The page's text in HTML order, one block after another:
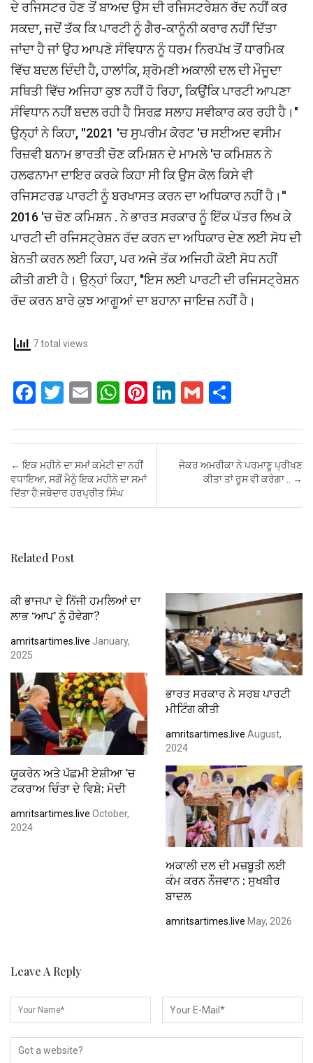
ਦੇ ਰਜਿਸਟਰ ਹੋਣ ਤੋਂ ਬਾਅਦ ਉਸ ਦੀ ਰਜਿਸਟਰੇਸ਼ਨ ਰੱਦ ਨਹੀਂ ਕਰ
ਸਕਦਾ, ਜਦੋਂ ਤੱਕ ਕਿ ਪਾਰਟੀ ਨੂੰ ਗੈਰ-ਕਾਨੂੰਨੀ ਕਰਾਰ ਨਹੀਂ ਦਿੱਤਾ
ਜਾਂਦਾ ਹੈ ਜਾਂ ਉਹ ਆਪਣੇ ਸੰਵਿਧਾਨ ਨੂੰ ਧਰਮ ਨਿਰਪੱਖ ਤੋਂ ਧਾਰਮਿਕ
ਵਿੱਚ ਬਦਲ ਦਿੰਦੀ ਹੈ, ਹਾਲਾਂਕਿ, ਸ਼੍ਰੋਮਣੀ ਅਕਾਲੀ ਦਲ ਦੀ ਮੌਜੂਦਾ
ਸਥਿਤੀ ਵਿੱਚ ਅਜਿਹਾ ਕੁਝ ਨਹੀਂ ਹੋ ਰਿਹਾ, ਕਿਉਂਕਿ ਪਾਰਟੀ ਆਪਣਾ
ਸੰਵਿਧਾਨ ਨਹੀਂ ਬਦਲ ਰਹੀ ਹੈ ਸਿਰਫ਼ ਸਲਾਹ ਸਵੀਕਾਰ ਕਰ ਰਹੀ ਹੈ।"
ਉਨ੍ਹਾਂ ਨੇ ਕਿਹਾ, ''2021 'ਚ ਸੁਪਰੀਮ ਕੋਰਟ 'ਚ ਸਈਅਦ ਵਸੀਮ
ਰਿਜ਼ਵੀ ਬਨਾਮ ਭਾਰਤੀ ਚੋਣ ਕਮਿਸ਼ਨ ਦੇ ਮਾਮਲੇ 'ਚ ਕਮਿਸ਼ਨ ਨੇ
ਹਲਫਨਾਮਾ ਦਾਇਰ ਕਰਕੇ ਕਿਹਾ ਸੀ ਕਿ ਉਸ ਕੋਲ ਕਿਸੇ ਵੀ
ਰਜਿਸਟਰਡ ਪਾਰਟੀ ਨੂੰ ਬਰਖਾਸਤ ਕਰਨ ਦਾ ਅਧਿਕਾਰ ਨਹੀਂ ਹੈ।''
2016 'ਚ ਚੋਣ ਕਮਿਸ਼ਨ . ਨੇ ਭਾਰਤ ਸਰਕਾਰ ਨੂੰ ਇੱਕ ਪੱਤਰ ਲਿਖ ਕੇ
ਪਾਰਟੀ ਦੀ ਰਜਿਸਟ੍ਰੇਸ਼ਨ ਰੱਦ ਕਰਨ ਦਾ ਅਧਿਕਾਰ ਦੇਣ ਲਈ ਸੋਧ ਦੀ
ਬੇਨਤੀ ਕਰਨ ਲਈ ਕਿਹਾ, ਪਰ ਅਜੇ ਤੱਕ ਅਜਿਹੀ ਕੋਈ ਸੋਧ ਨਹੀਂ
ਕੀਤੀ ਗਈ ਹੈ। ਉਨ੍ਹਾਂ ਕਿਹਾ, "ਇਸ ਲਈ ਪਾਰਟੀ ਦੀ ਰਜਿਸਟ੍ਰੇਸ਼ਨ
ਰੱਦ ਕਰਨ ਬਾਰੇ ਕੁਝ ਆਗੂਆਂ ਦਾ ਬਹਾਨਾ ਜਾਇਜ਼ ਨਹੀਂ ਹੈ।
7 total views
F
ce
b
o
o
T
tt
er
E
ail
W
at
s
A
p
Pi
er
Li
ke
dI
G
ail ar
e
Post navigation
← ਇਕ ਮਹੀਨੇ ਦਾ ਸਮਾਂ ਕਮੇਟੀ ਦਾ ਨਹੀਂ
ਵਧਾਇਆ, ਸਗੋਂ ਮੈਨੂੰ ਇਕ ਮਹੀਨੇ ਦਾ ਸਮਾਂ
ਦਿੱਤਾ ਹੈ:ਜਥੇਦਾਰ ਹਰਪ੍ਰੀਤ ਸਿੰਘ
ਜੇਕਰ ਅਮਰੀਕਾ ਨੇ ਪਰਮਾਣੂ ਪ੍ਰੀਖਣ
ਕੀਤਾ ਤਾਂ ਰੂਸ ਵੀ ਕਰੇਗਾ .. →
Related Post
ਕੀ ਭਾਜਪਾ ਦੇ ਨਿੱਜੀ ਹਮਲਿਆਂ ਦਾ
ਲਾਭ ‘ਆਪ’ ਨੂੰ ਹੋਵੇਗਾ?
amritsartimes.live January,
2025
ਭਾਰਤ ਸਰਕਾਰ ਨੇ ਸਰਬ ਪਾਰਟੀ
ਮੀਟਿੰਗ ਕੀਤੀ
amritsartimes.live August,
2024
ਯੂਕਰੇਨ ਅਤੇ ਪੱਛਮੀ ਏਸ਼ੀਆ ’ਚ
ਟਕਰਾਅ ਚਿੰਤਾ ਦੇ ਵਿਸ਼ੇ: ਮੋਦੀ
amritsartimes.live October,
2024
ਅਕਾਲੀ ਦਲ ਦੀ ਮਜ਼ਬੂਤੀ ਲਈ
ਕੰਮ ਕਰਨ ਨੌਜਵਾਨ : ਸੁਖਬੀਰ
ਬਾਦਲ
amritsartimes.live May, 2026
Leave A Reply